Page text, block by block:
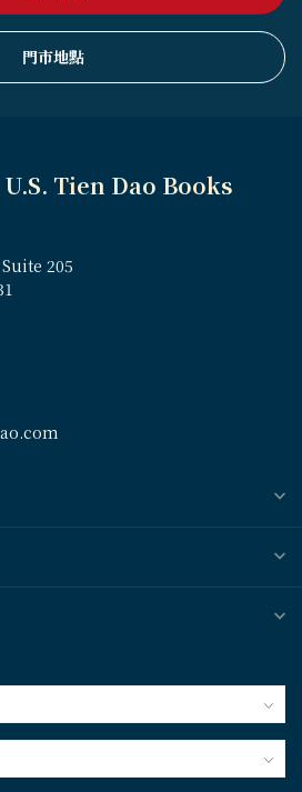
門市地點
U.S. Tien Dao Books
205